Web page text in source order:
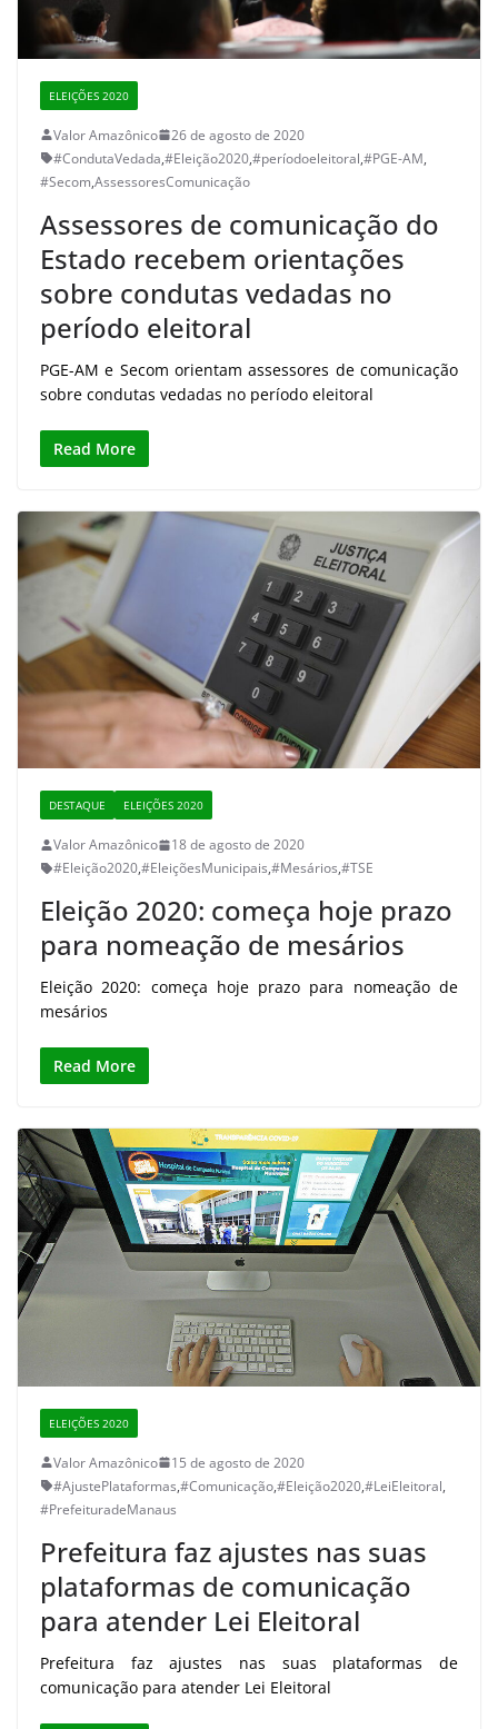
ELEIÇÕES 2020
Valor Amazônico
26 de agosto de 2020
#CondutaVedada,#Eleição2020,#períodoeleitoral,#PGE-AM,
#Secom,AssessoresComunicação
Assessores de comunicação do
Estado recebem orientações
sobre condutas vedadas no
período eleitoral
PGE-AM e Secom orientam assessores de comunicação
sobre condutas vedadas no período eleitoral
Read More
DESTAQUE ELEIÇÕES 2020
Valor Amazônico
18 de agosto de 2020
#Eleição2020,#EleiçõesMunicipais,#Mesários,#TSE
Eleição 2020: começa hoje prazo
para nomeação de mesários
Eleição 2020: começa hoje prazo para nomeação de
mesários
Read More
ELEIÇÕES 2020
Valor Amazônico
15 de agosto de 2020
#AjustePlataformas,#Comunicação,#Eleição2020,#LeiEleitoral,
#PrefeituradeManaus
Prefeitura faz ajustes nas suas
plataformas de comunicação
para atender Lei Eleitoral
Prefeitura faz ajustes nas suas plataformas de
comunicação para atender Lei Eleitoral